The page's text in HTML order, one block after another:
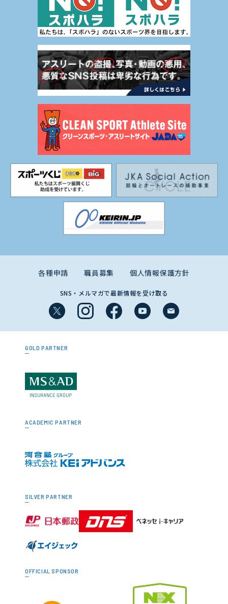
各種申請 職員募集 個人情報保護方針
SNS・メルマガで最新情報を受け取る
GOLD PARTNER
ACADEMIC PARTNER
SILVER PARTNER
OFFICIAL SPONSOR